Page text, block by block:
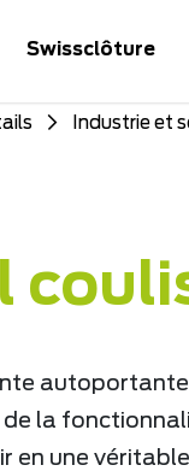
Swissclôture
Industrie et
la
en une